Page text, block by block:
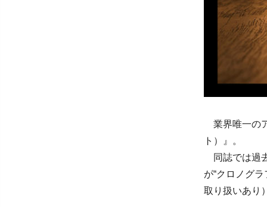
業界唯一の
ト）』。
同誌では過
が“クロノグ
取り扱いあり